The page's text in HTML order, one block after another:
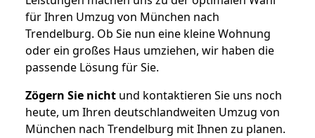
für Ihren Umzug von München nach
Trendelburg. Ob Sie nun eine kleine Wohnung
oder ein großes Haus umziehen, wir haben die
passende Lösung für Sie.
Zögern Sie nicht und kontaktieren Sie uns noch
heute, um Ihren deutschlandweiten Umzug von
München nach Trendelburg mit Ihnen zu planen.